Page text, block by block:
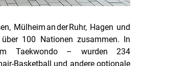
Mülheim an der Ruhr, Hagen und
100 Nationen zusammen. In
Taekwondo – wurden 234
und andere optionale